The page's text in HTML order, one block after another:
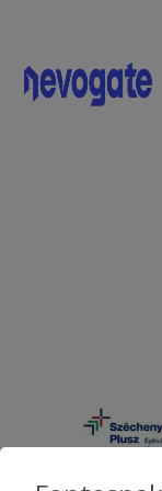
ami
volt.
Az étel
gyrosos
Nekünk